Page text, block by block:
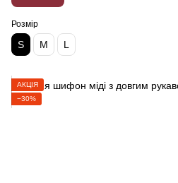
Розмір
S M L
АКЦІЯ
−30%